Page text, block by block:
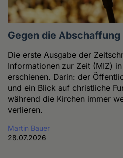
Gegen die
Die erste Ausgabe der
Informationen zur Zeit (MIZ)
erschienen. Darin: der
und ein Blick auf christliche
während die Kirchen immer
verlieren.
Martin Bauer
28.07.2026